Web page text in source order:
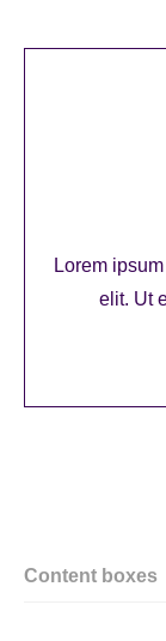
Lorem
elit. Ut
Content boxes